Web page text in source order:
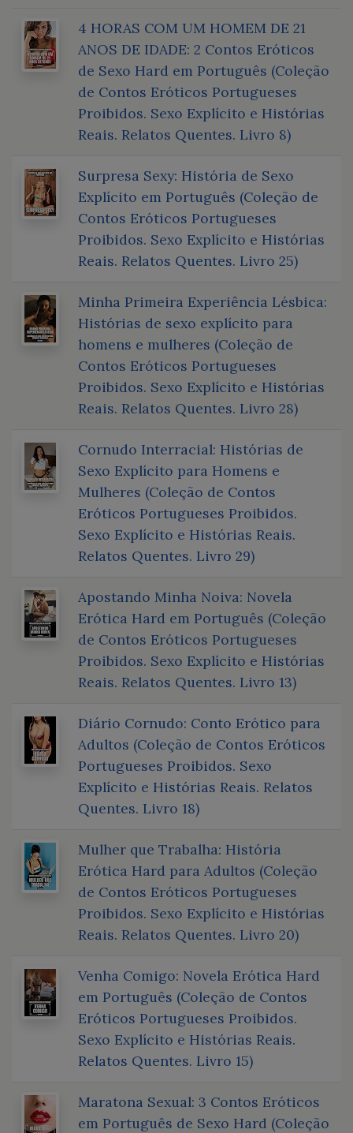
4 HORAS COM UM HOMEM DE 21
ANOS DE IDADE: 2 Contos Eróticos
de Sexo Hard em Português (Coleção
de Contos Eróticos Portugueses
Proibidos. Sexo Explícito e Histórias
Reais. Relatos Quentes. Livro 8)
Surpresa Sexy: História de Sexo
Explícito em Português (Coleção de
Contos Eróticos Portugueses
Proibidos. Sexo Explícito e Histórias
Reais. Relatos Quentes. Livro 25)
Minha Primeira Experiência Lésbica:
Histórias de sexo explícito para
homens e mulheres (Coleção de
Contos Eróticos Portugueses
Proibidos. Sexo Explícito e Histórias
Reais. Relatos Quentes. Livro 28)
Cornudo Interracial: Histórias de
Sexo Explícito para Homens e
Mulheres (Coleção de Contos
Eróticos Portugueses Proibidos.
Sexo Explícito e Histórias Reais.
Relatos Quentes. Livro 29)
Apostando Minha Noiva: Novela
Erótica Hard em Português (Coleção
de Contos Eróticos Portugueses
Proibidos. Sexo Explícito e Histórias
Reais. Relatos Quentes. Livro 13)
Diário Cornudo: Conto Erótico para
Adultos (Coleção de Contos Eróticos
Portugueses Proibidos. Sexo
Explícito e Histórias Reais. Relatos
Quentes. Livro 18)
Mulher que Trabalha: História
Erótica Hard para Adultos (Coleção
de Contos Eróticos Portugueses
Proibidos. Sexo Explícito e Histórias
Reais. Relatos Quentes. Livro 20)
Venha Comigo: Novela Erótica Hard
em Português (Coleção de Contos
Eróticos Portugueses Proibidos.
Sexo Explícito e Histórias Reais.
Relatos Quentes. Livro 15)
Maratona Sexual: 3 Contos Eróticos
em Português de Sexo Hard (Coleção